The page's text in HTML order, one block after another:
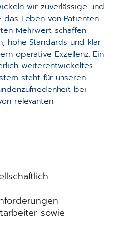
wir zuverlässige und
Leben von Patienten
Mehrwert schaffen.
hohe Standards und klar
operative Exzellenz. Ein
weiterentwickeltes
steht für unseren
bei
relevanten
sowie